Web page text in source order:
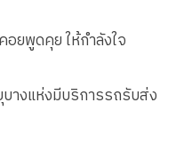
ยพูดคุย ให้กำลังใจ
างแห่งมีบริการรถรับส่ง